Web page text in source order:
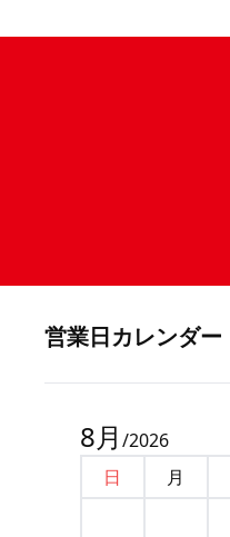
営業⽇カレンダー
8月 /2026
日
月